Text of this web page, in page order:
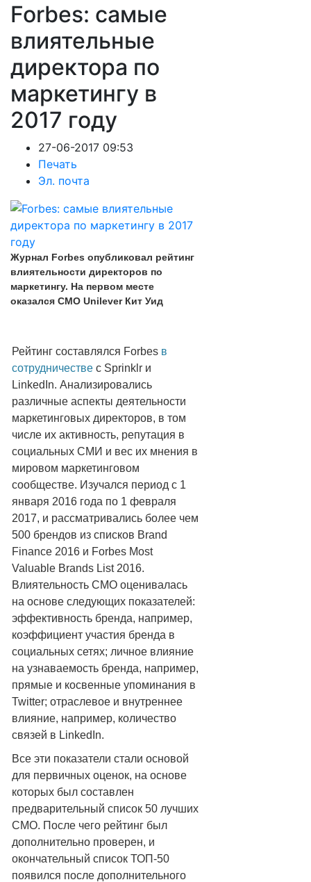
Forbes: самые
влиятельные
директора по
маркетингу в
2017 году
27-06-2017 09:53
Печать
Эл. почта
Журнал Forbes опубликовал рейтинг
влиятельности директоров по
маркетингу. На первом месте
оказался СМО Unilever Кит Уид
Рейтинг составлялся Forbes в
сотрудничестве с Sprinklr и
LinkedIn. Анализировались
различные аспекты деятельности
маркетинговых директоров, в том
числе их активность, репутация в
социальных СМИ и вес их мнения в
мировом маркетинговом
сообществе. Изучался период с 1
января 2016 года по 1 февраля
2017, и рассматривались более чем
500 брендов из списков Brand
Finance 2016 и Forbes Most
Valuable Brands List 2016.
Влиятельность СМО оценивалась
на основе следующих показателей:
эффективность бренда, например,
коэффициент участия бренда в
социальных сетях; личное влияние
на узнаваемость бренда, например,
прямые и косвенные упоминания в
Twitter; отраслевое и внутреннее
влияние, например, количество
связей в LinkedIn.
Все эти показатели стали основой
для первичных оценок, на основе
которых был составлен
предварительный список 50 лучших
CMO. После чего рейтинг был
дополнительно проверен, и
окончательный список ТОП-50
появился после дополнительного